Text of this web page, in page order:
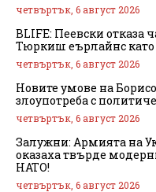
четвъртък, 6 август 2026
BLIFE: Пеевски отказа
Тюркиш еърлайнс като
четвъртък, 6 август 2026
Новите умове на
злоупотреба с
четвъртък, 6 август 2026
Залужни: Армията на
оказаха твърде
НАТО!
четвъртък, 6 август 2026